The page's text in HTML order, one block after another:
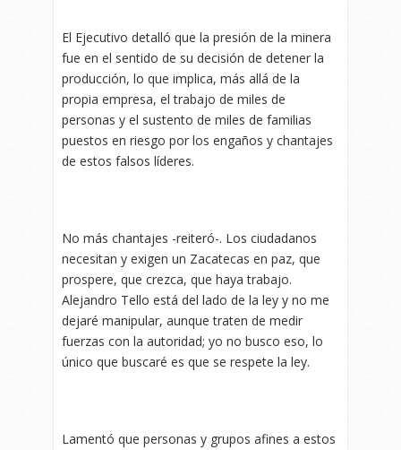
El Ejecutivo detalló que la presión de la minera
fue en el sentido de su decisión de detener la
producción, lo que implica, más allá de la
propia empresa, el trabajo de miles de
personas y el sustento de miles de familias
puestos en riesgo por los engaños y chantajes
de estos falsos líderes.
No más chantajes -reiteró-. Los ciudadanos
necesitan y exigen un Zacatecas en paz, que
prospere, que crezca, que haya trabajo.
Alejandro Tello está del lado de la ley y no me
dejaré manipular, aunque traten de medir
fuerzas con la autoridad; yo no busco eso, lo
único que buscaré es que se respete la ley.
Lamentó que personas y grupos afines a estos